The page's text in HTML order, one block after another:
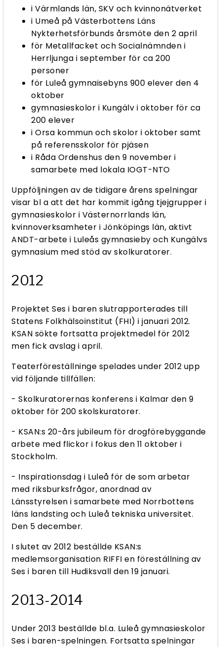
i Värmlands län, SKV och kvinnonätverket
i Umeå på Västerbottens Läns
Nykterhetsförbunds årsmöte den 2 april
för Metallfacket och Socialnämnden i
Herrljunga i september för ca 200
personer
för Luleå gymnaisebyns 900 elever den 4
oktober
gymnasieskolor i Kungälv i oktober för ca
200 elever
i Orsa kommun och skolor i oktober samt
på referensskolor för pjäsen
i Råda Ordenshus den 9 november i
samarbete med lokala IOGT-NTO
Uppföljningen av de tidigare årens spelningar
visar bl a att det har kommit igång tjejgrupper i
gymnasieskolor i Västernorrlands län,
kvinnoverksamheter i Jönköpings län, aktivt
ANDT-arbete i Luleås gymnasieby och Kungälvs
gymnasium med stöd av skolkuratorer.
2012
Projektet Ses i baren slutrapporterades till
Statens Folkhälsoinstitut (FHI) i januari 2012.
KSAN sökte fortsatta projektmedel för 2012
men fick avslag i april.
Teaterföreställninge spelades under 2012 upp
vid följande tillfällen:
- Skolkuratorernas konferens i Kalmar den 9
oktober för 200 skolskuratorer.
- KSAN:s 20-års jubileum för drogförebyggande
arbete med flickor i fokus den 11 oktober i
Stockholm.
- Inspirationsdag i Luleå för de som arbetar
med riksburksfrågor, anordnad av
Länsstyrelsen i samarbete med Norrbottens
läns landsting och Luleå tekniska universitet.
Den 5 december.
I slutet av 2012 beställde KSAN:s
medlemsorganisation RIFFI en föreställning av
Ses i baren till Hudiksvall den 19 januari.
2013-2014
Under 2013 beställde bl.a. Luleå gymnasieskolor
Ses i baren-spelningen. Fortsatta spelningar